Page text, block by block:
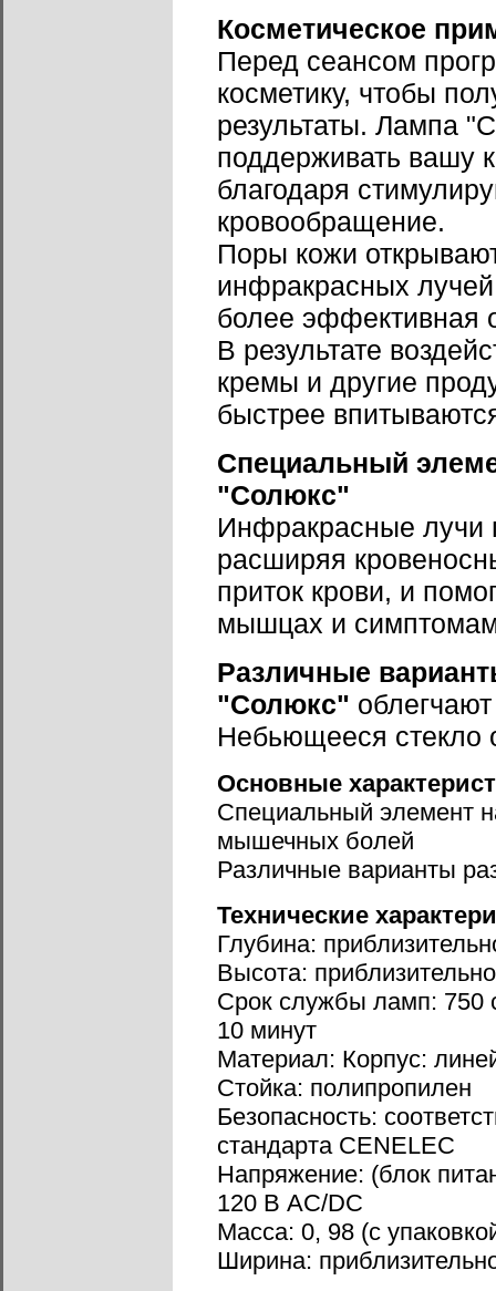
Косметическое
Перед сеансом
косметику, чтобы
результаты. Лампа
поддерживать вашу
благодаря
кровообращение.
Поры кожи
инфракрасных
более эффективная
В результате
кремы и другие
быстрее
Специальный
"Солюкс"
Инфракрасные лучи
расширяя
приток крови, и
мышцах и
Различные
"Солюкс"
Небьющееся стекло
Основные
Специальный элемент
мышечных болей
Различные варианты
Технические
Глубина:
Высота:
Срок службы ламп: 750
10 минут
Материал: Корпус:
Стойка: полипропилен
Безопасность:
стандарта CENELEC
Напряжение: (блок
120 В AC/DC
Масса: 0, 98 (с
Ширина: